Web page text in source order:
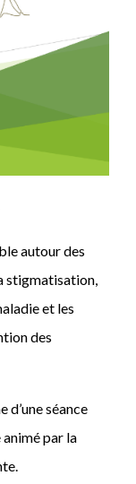
autour des
stigmatisation,
et les
des
d’une séance
par la